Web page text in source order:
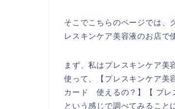
そこでこちらのページでは、
レスキンケア美容液のお店で
まず、私はプレスキンケア美
使って、【プレスキンケア美
カード 使えるの？】【 プレ
という感じで調べてみること